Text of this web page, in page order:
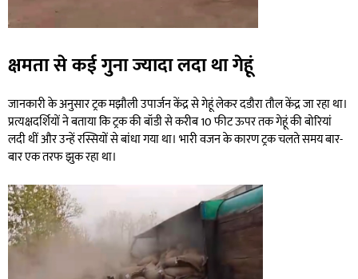
क्षमता से कई गुना ज्यादा लदा था गेहूं
जानकारी के अनुसार ट्रक मझौली उपार्जन केंद्र से गेहूं लेकर दडौरा तौल केंद्र जा रहा था।
प्रत्यक्षदर्शियों ने बताया कि ट्रक की बॉडी से करीब 10 फीट ऊपर तक गेहूं की बोरियां
लदी थीं और उन्हें रस्सियों से बांधा गया था। भारी वजन के कारण ट्रक चलते समय बार-
बार एक तरफ झुक रहा था।